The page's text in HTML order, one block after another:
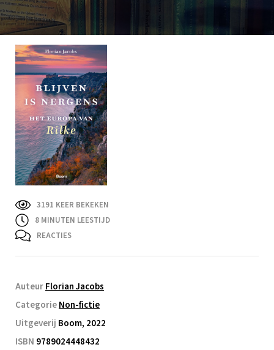
3191 KEER BEKEKEN
8 MINUTEN LEESTIJD
REACTIES
AuteurFlorian Jacobs
CategorieNon-fictie
Uitgeverij Boom, 2022
ISBN 9789024448432